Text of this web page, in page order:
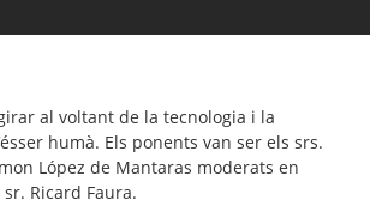
al voltant de la tecnologia i la
humà. Els ponents van ser els srs.
López de Mantaras moderats en
sr. Ricard Faura.